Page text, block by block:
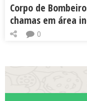
Corpo de
chamas em área
0